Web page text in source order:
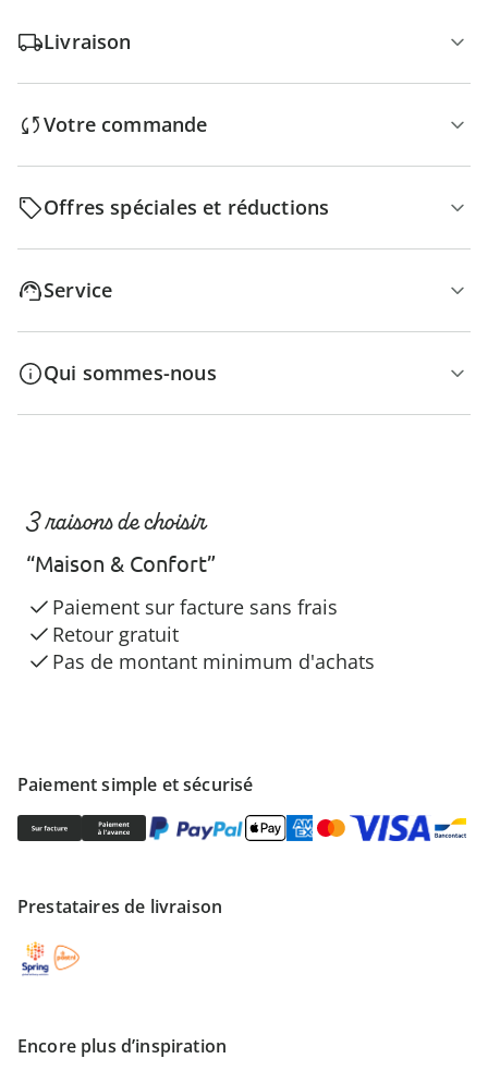
Livraison
Votre commande
Offres spéciales et réductions
Service
Qui sommes-nous
Paiement simple et sécurisé
Prestataires de livraison
Encore plus d’inspiration
3 raisons de choisir
“Maison & Confort”
Paiement sur facture sans frais
Retour gratuit
Pas de montant minimum d'achats